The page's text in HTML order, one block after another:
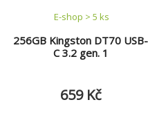
256GB Kingston DT70 USB-
C 3.2 gen. 1
E-shop > 5 ks
659 Kč